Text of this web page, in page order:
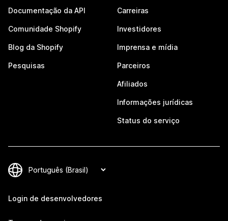
Documentação da API
Comunidade Shopify
Blog da Shopify
Pesquisas
Carreiras
Investidores
Imprensa e mídia
Parceiros
Afiliados
Informações jurídicas
Status do serviço
Login de desenvolvedores